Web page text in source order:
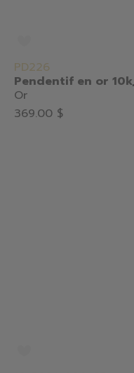
PD226
Pendentif en or
Or
369.00 $